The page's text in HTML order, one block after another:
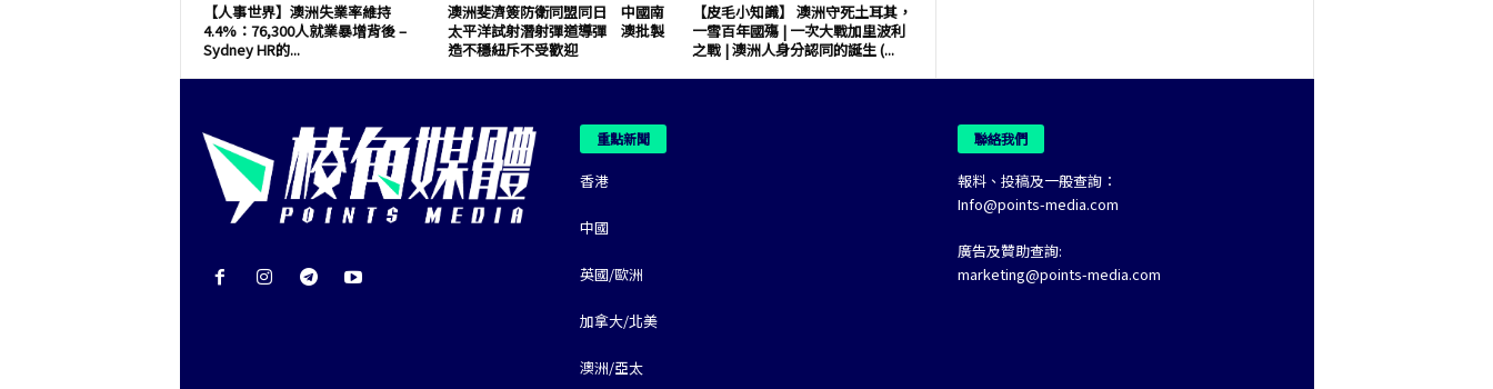
【人事世界】澳洲失業率維持
4.4%：76,300人就業暴增背後 –
Sydney HR的...
澳洲斐濟簽防衛同盟同日 中國南
太平洋試射潛射彈道導彈 澳批製
造不穩紐斥不受歡迎
【皮毛小知識】 澳洲守死土耳其，
一雪百年國殤 | 一次大戰加里波利
之戰 | 澳洲人身分認同的誕生 (...
重點新聞
香港
中國
英國/歐洲
加拿大/北美
澳洲/亞太
聯絡我們
報料、投稿及一般查詢：
Info@points-media.com
廣告及贊助查詢:
marketing@points-media.com